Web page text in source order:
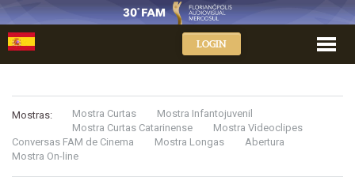
LOGIN
Mostras: Mostra Curtas
Mostra Infantojuvenil
Mostra Curtas Catarinense
Mostra Videoclipes
Conversas FAM de Cinema
Mostra Longas
Abertura
Mostra On-line